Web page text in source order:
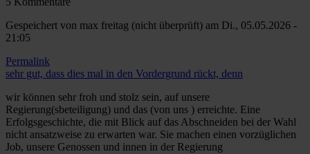
Gespeichert von max freitag (nicht überprüft) am Di., 05.05.2026 -
21:05
Permalink
sehr gut, dass dies mal in den Vordergrund rückt, denn
wir können sehr froh und stolz sein, auf unsere
Regierung(sbeteiligung) und das (von uns ) erreichte. Eine
Erfolgsgeschichte, die mit Blick auf das Abschneiden bei der Wahl
nicht ansatzweise zu erwarten war. Sie machen einen vorzüglichen
Job, unsere Genossen und innen in der Regierung